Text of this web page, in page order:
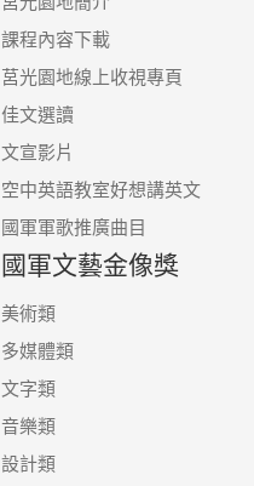
課程內容下載
莒光園地線上收視專頁
佳文選讀
文宣影片
空中英語教室好想講英文
國軍軍歌推廣曲目
國軍文藝金像獎
美術類
多媒體類
文字類
音樂類
設計類